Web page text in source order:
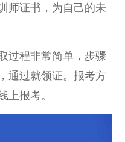
师证书，为自己的未
过程非常简单，步骤
通过就领证。报考方
上报考。